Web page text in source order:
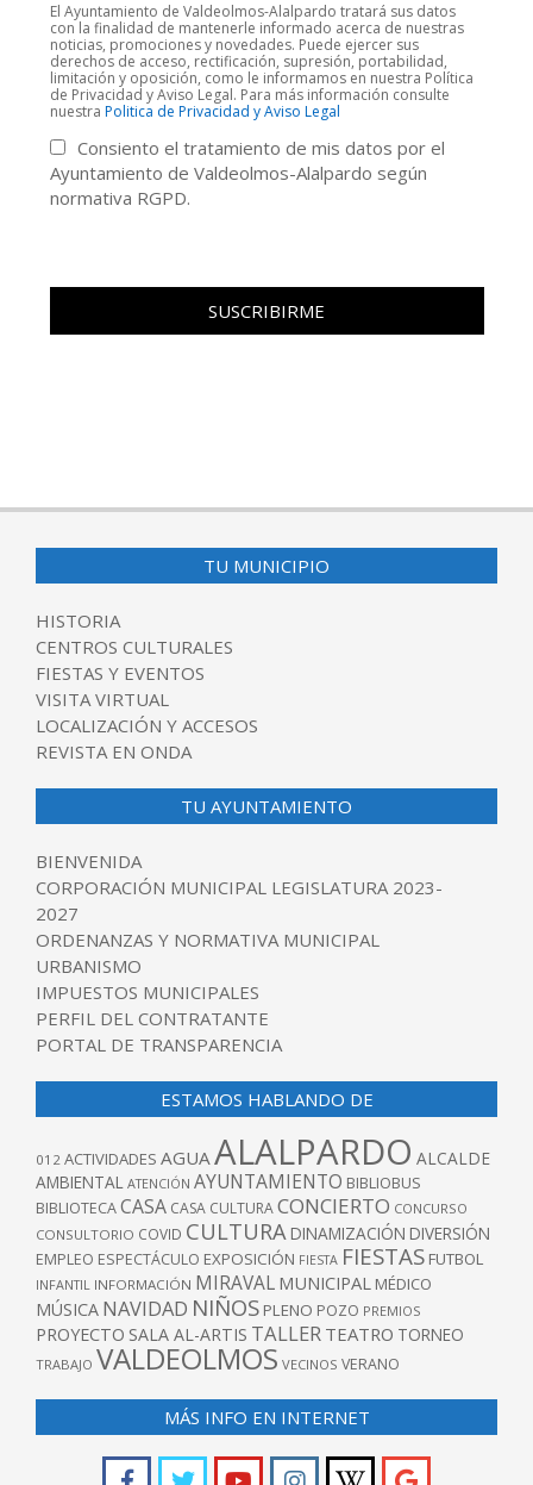
El Ayuntamiento de Valdeolmos-Alalpardo tratará sus datos
con la finalidad de mantenerle informado acerca de nuestras
noticias, promociones y novedades. Puede ejercer sus
derechos de acceso, rectificación, supresión, portabilidad,
limitación y oposición, como le informamos en nuestra Política
de Privacidad y Aviso Legal. Para más información consulte
nuestra Politica de Privacidad y Aviso Legal
Consiento el tratamiento de mis datos por el
Ayuntamiento de Valdeolmos-Alalpardo según
normativa RGPD.
TU MUNICIPIO
HISTORIA
CENTROS CULTURALES
FIESTAS Y EVENTOS
VISITA VIRTUAL
LOCALIZACIÓN Y ACCESOS
REVISTA EN ONDA
TU AYUNTAMIENTO
BIENVENIDA
CORPORACIÓN MUNICIPAL LEGISLATURA 2023-
2027
ORDENANZAS Y NORMATIVA MUNICIPAL
URBANISMO
IMPUESTOS MUNICIPALES
PERFIL DEL CONTRATANTE
PORTAL DE TRANSPARENCIA
ESTAMOS HABLANDO DE
012 ACTIVIDADES AGUA ALALPARDO ALCALDE
AMBIENTAL ATENCIÓN AYUNTAMIENTO BIBLIOBUS
BIBLIOTECACASA CASA CULTURACONCIERTO CONCURSO
CONSULTORIO COVID CULTURA DINAMIZACIÓN DIVERSIÓN
EMPLEO ESPECTÁCULO EXPOSICIÓN FIESTA FIESTAS FUTBOL
INFANTIL INFORMACIÓN MIRAVAL MUNICIPAL MÉDICO
MÚSICA NAVIDAD NIÑOS PLENO POZO PREMIOS
PROYECTO SALA AL-ARTIS TALLER TEATRO TORNEO
TRABAJO VALDEOLMOS VECINOS VERANO
MÁS INFO EN INTERNET